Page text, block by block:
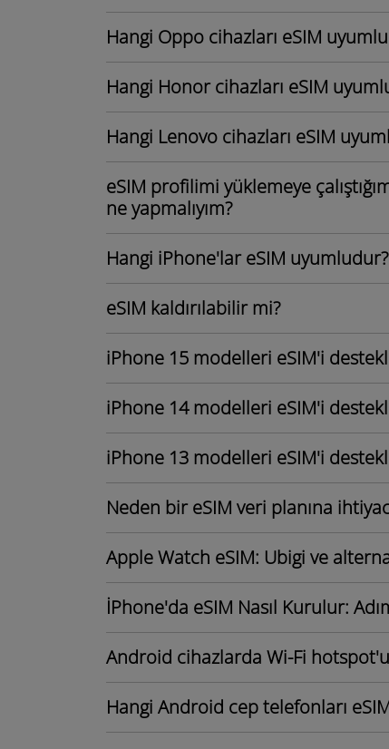
Hangi Oppo cihazları eSIM
Hangi Honor cihazları eSIM
Hangi Lenovo cihazları eSIM
eSIM profilimi yüklemeye
ne yapmalıyım?
Hangi iPhone'lar eSIM uyumludur?
eSIM kaldırılabilir mi?
iPhone 15 modelleri eSIM'i
iPhone 14 modelleri eSIM'i
iPhone 13 modelleri eSIM'i
Neden bir eSIM veri planına
Apple Watch eSIM: Ubigi ve
İPhone'da eSIM Nasıl Kurulur:
Android cihazlarda Wi-Fi hotspot'u
Hangi Android cep telefonları